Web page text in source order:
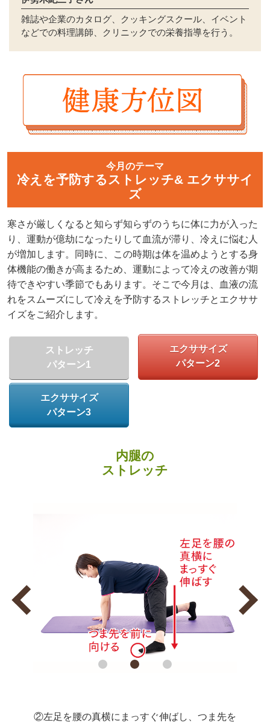
雑誌や企業のカタログ、クッキングスクール、イベント
などでの料理講師、クリニックでの栄養指導を行う。
今月のテーマ
冷えを予防するストレッチ& エクササイ
ズ
寒さが厳しくなると知らず知らずのうちに体に力が入った
り、運動が億劫になったりして血流が滞り、冷えに悩む人
が増加します。同時に、この時期は体を温めようとする身
体機能の働きが高まるため、運動によって冷えの改善が期
待できやすい季節でもあります。そこで今月は、血液の流
れをスムーズにして冷えを予防するストレッチとエクササ
イズをご紹介します。
ストレッチ
パターン1
エクササイズ
パターン2
エクササイズ
パターン3
内腿の
ストレッチ
②左足を腰の真横にまっすぐ伸ばし、つま先を